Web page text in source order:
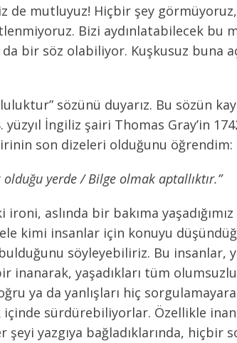
de mutluyuz! Hiçbir şey
Bizi aydınlatabilecek bu
bir söz olabiliyor. Kuşkusuz buna
sözünü duyarız. Bu sözün
yüzyıl İngiliz şairi Thomas Gray’in
son dizeleri olduğunu öğrendim:
yerde / Bilge olmak aptallıktır.”
aslında bir bakıma
kimi insanlar için konuyu
söyleyebiliriz. Bu insanlar,
inanarak, yaşadıkları tüm
ya da yanlışları hiç
sürdürebiliyorlar. Özellikle
şeyi yazgıya bağladıklarında, hiçbir